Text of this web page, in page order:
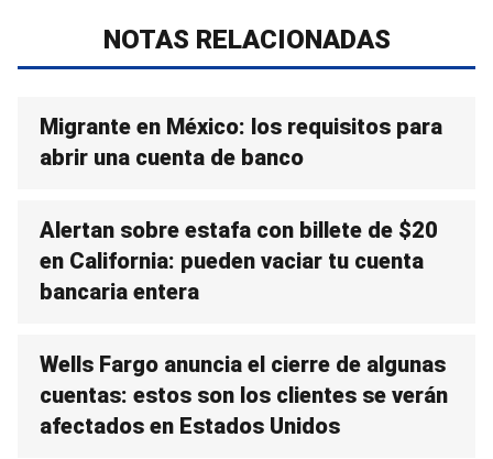
NOTAS RELACIONADAS
Migrante en México: los requisitos para
abrir una cuenta de banco
Alertan sobre estafa con billete de $20
en California: pueden vaciar tu cuenta
bancaria entera
Wells Fargo anuncia el cierre de algunas
cuentas: estos son los clientes se verán
afectados en Estados Unidos